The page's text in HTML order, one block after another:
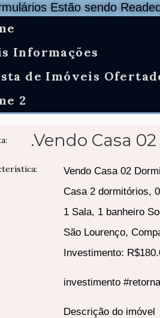
Estão sendo
Informações
de Imóveis
2
.Vendo Casa
Vendo Casa 02
Casa 2 dormitórios,
1 Sala, 1 banheiro
São Lourenço,
Investimento:
investimento
Descrição do imóvel